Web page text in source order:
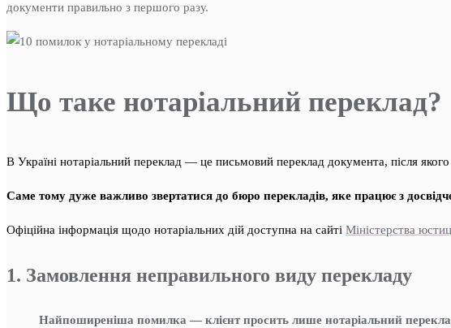
документи правильно з першого разу.
Що таке нотаріальний переклад?
В Україні нотаріальний переклад — це письмовий переклад документа, після якого
Саме тому дуже важливо звертатися до бюро перекладів, яке працює з
Офіційна інформація щодо нотаріальних дій доступна на сайті Міністерства
1. Замовлення неправильного виду перекладу
Найпоширеніша помилка — клієнт просить лише нотаріальний